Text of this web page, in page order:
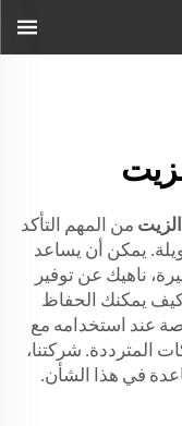
من المهم التأكد
يمكن أن يساعد
ناهيك عن توفير
يمكنك الحفاظ
عند استخدامه مع
المترددة. شركتنا،
في هذا الشأن.